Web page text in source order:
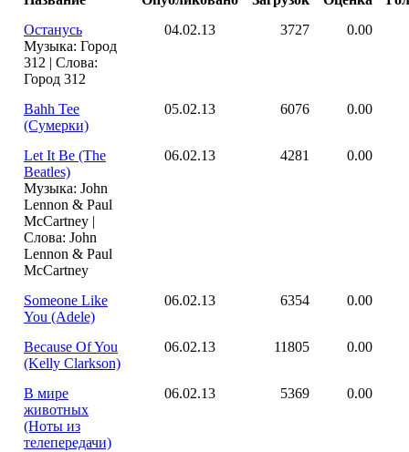
Останусь
Музыка: Город
312 | Слова:
Город 312
04.02.13 3727 0.00
Bahh Tee
(Сумерки)
05.02.13 6076 0.00
Let It Be (The
Beatles)
Музыка: John
Lennon & Paul
McCartney |
Слова: John
Lennon & Paul
McCartney
06.02.13 4281 0.00
Someone Like
You (Adele)
06.02.13 6354 0.00
Because Of You
(Kelly Clarkson)
06.02.13 11805 0.00
В мире
животных
(Ноты из
телепередачи)
06.02.13 5369 0.00